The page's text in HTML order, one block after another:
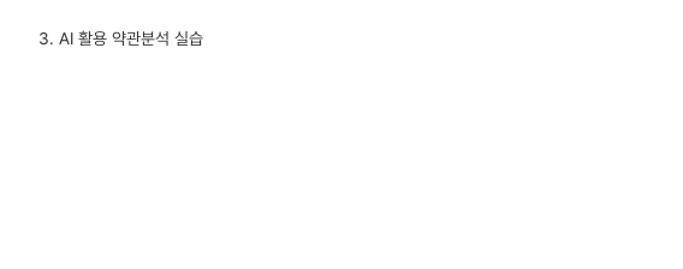
3. AI 활용 약관분석 실습